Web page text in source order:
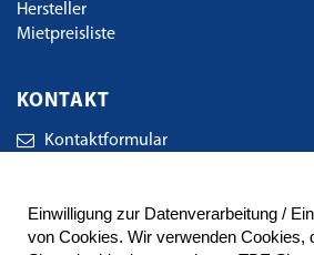
Einwilligung zur Datenverarbeitung /
von Cookies. Wir verwenden Cookies,
Hersteller
Mietpreisliste
KONTAKT
Kontaktformular
Wirkerstrasse 38
72461 Albstadt